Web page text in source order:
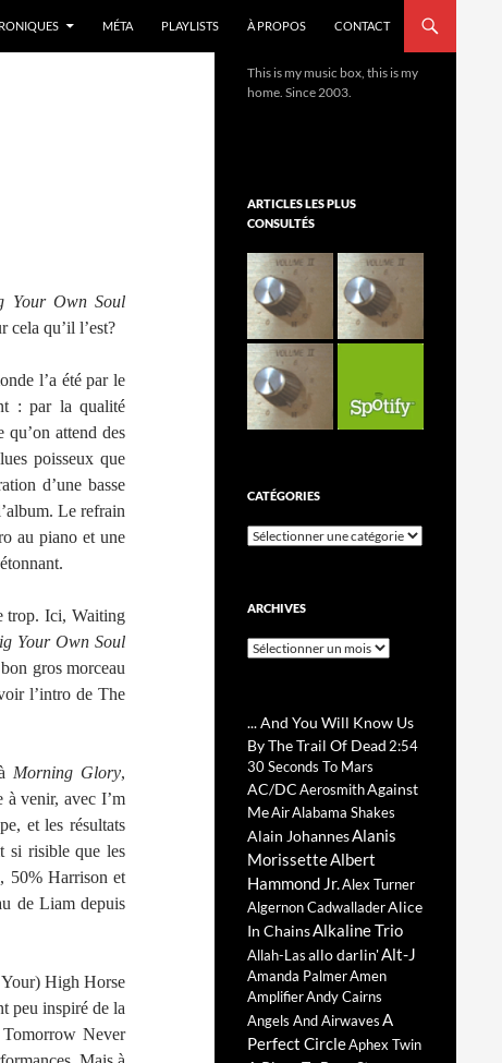
MÉTA PLAYLISTS À PROPOS CONTACT
Your Own Soul
cela qu’il l’est?
l’a été par le
: par la qualité
qu’on attend des
poisseux que
d’une basse
Le refrain
au piano et une
trop. Ici, Waiting
Your Own Soul
gros morceau
l’intro de The
Morning Glory,
à venir, avec I’m
et les résultats
si risible que les
50% Harrison et
de Liam depuis
High Horse
peu inspiré de la
Never
This is my music box, this is my
home. Since 2003.
ARTICLES LES PLUS
CONSULTÉS
CATÉGORIES
Catégories
ARCHIVES
Archives
... And You Will Know Us
By The Trail Of Dead 2:54
30 Seconds To Mars
AC/DCAerosmithAgainst
MeAirAlabama Shakes
Alain JohannesAlanis
MorissetteAlbert
Hammond Jr.Alex Turner
Algernon CadwalladerAlice
In ChainsAlkaline Trio
Allah-Lasallo darlin'Alt-J
Amanda PalmerAmen
AmplifierAndy Cairns
Angels And AirwavesA
Perfect CircleAphex Twin